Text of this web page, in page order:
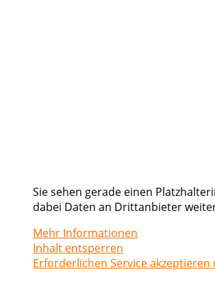
Sie sehen gerade einen
dabei Daten an Drittanbieter
Mehr Informationen
Inhalt entsperren
Erforderlichen Service